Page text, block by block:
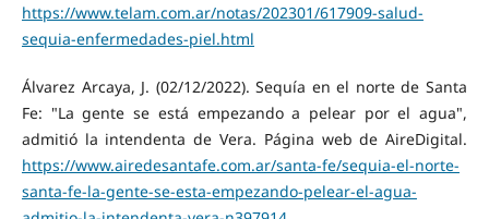
https://www.telam.com.ar/notas/202301/617909-salud-
sequia-enfermedades-piel.html
Álvarez Arcaya, J. (02/12/2022). Sequía en el norte de Santa
Fe: "La gente se está empezando a pelear por el agua",
admitió la intendenta de Vera. Página web de AireDigital.
https://www.airedesantafe.com.ar/santa-fe/sequia-el-norte-
santa-fe-la-gente-se-esta-empezando-pelear-el-agua-